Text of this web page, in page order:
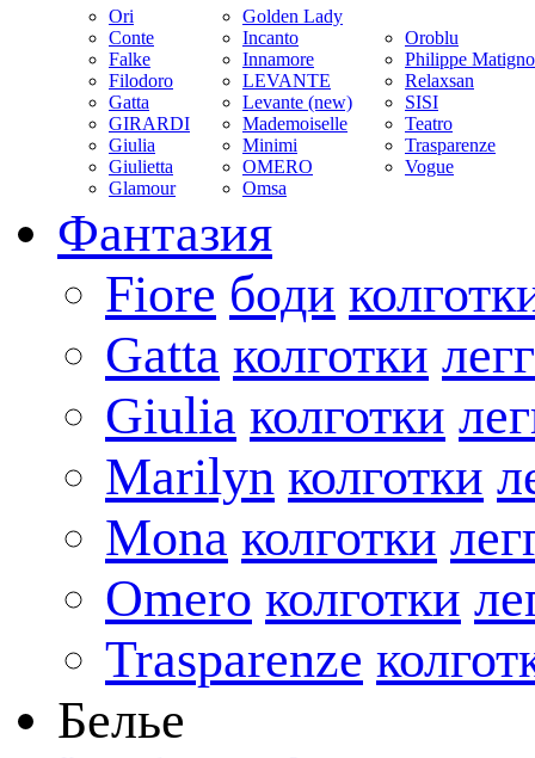
Ori
Conte
Falke
Filodoro
Gatta
GIRARDI
Giulia
Giulietta
Glamour
Golden Lady
Incanto
Innamore
LEVANTE
Levante (new)
Mademoiselle
Minimi
OMERO
Omsa
Oroblu
Philippe
Relaxsan
SISI
Teatro
Trasparenze
Vogue
Фантазия
Fiore боди
Gatta колготки
Giulia колготки
Marilyn колготки
Mona колготки
Omero колготки
Trasparenze
Белье